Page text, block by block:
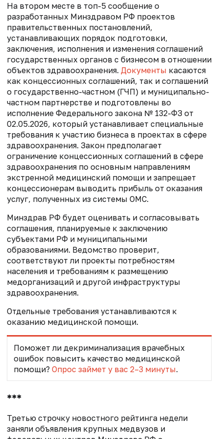
На втором месте в топ-5 сообщение о
разработанных Минздравом РФ проектов
правительственных постановлений,
устанавливающих порядок подготовки,
заключения, исполнения и изменения соглашений
государственных органов с бизнесом в отношении
объектов здравоохранения. Документы касаются
как концессионных соглашений, так и соглашений
о государственно-частном (ГЧП) и муниципально-
частном партнерстве и подготовлены во
исполнение Федерального закона № 132-ФЗ от
02.05.2026, который устанавливает специальные
требования к участию бизнеса в проектах в сфере
здравоохранения. Закон предполагает
ограничение концессионных соглашений в сфере
здравоохранения по основным направлениям
экстренной медицинский помощи и запрещает
концессионерам выводить прибыль от оказания
услуг, полученных из системы ОМС.
Минздрав РФ будет оценивать и согласовывать
соглашения, планируемые к заключению
субъектами РФ и муниципальными
образованиями. Ведомство проверит,
соответствуют ли проекты потребностям
населения и требованиям к размещению
медорганизаций и другой инфраструктуры
здравоохранения.
Отдельные требования устанавливаются к
оказанию медицинской помощи.
Поможет ли декриминализация врачебных
ошибок повысить качество медицинской
помощи? Опрос займет у вас 2–3 минуты.
***
Третью строчку новостного рейтинга недели
заняли объявления крупных медвузов и